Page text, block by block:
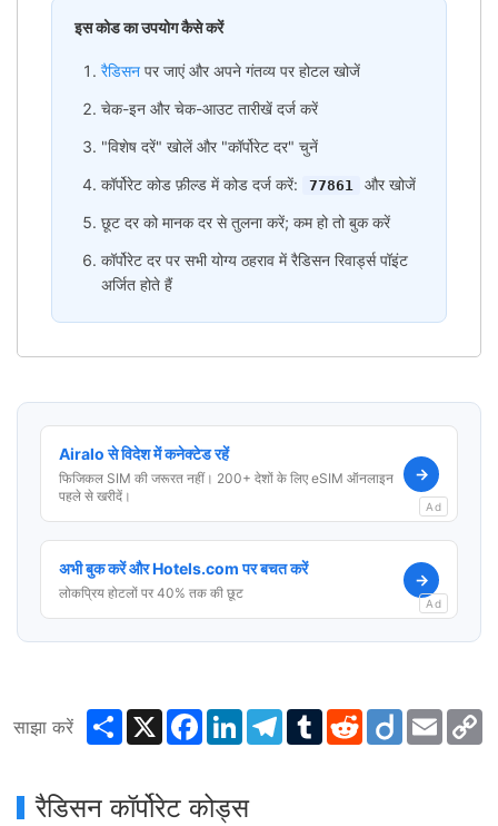
इस कोड का उपयोग कैसे करें
रैडिसन पर जाएं और अपने गंतव्य पर होटल खोजें
चेक-इन और चेक-आउट तारीखें दर्ज करें
"विशेष दरें" खोलें और "कॉर्पोरेट दर" चुनें
कॉर्पोरेट कोड फ़ील्ड में कोड दर्ज करें:
77861
और खोजें
छूट दर को मानक दर से तुलना करें; कम हो तो बुक करें
कॉर्पोरेट दर पर सभी योग्य ठहराव में रैडिसन रिवार्ड्स पॉइंट
अर्जित होते हैं
Airalo से विदेश में कनेक्टेड रहें
फिजिकल SIM की जरूरत नहीं। 200+ देशों के लिए eSIM ऑनलाइन
पहले से खरीदें।
→
Ad
अभी बुक करें और Hotels.com पर बचत करें
लोकप्रिय होटलों पर 40% तक की छूट
→
Ad
साझा करें ShareX Facebook
LinkedInTelegram
TumblrRedditDiigo Email
रैडिसन कॉर्पोरेट कोड्स